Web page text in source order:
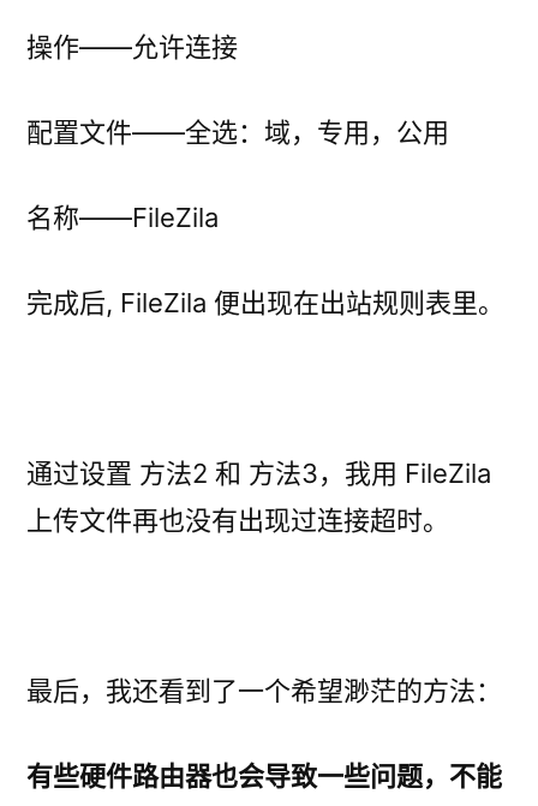
操作——允许连接
配置文件——全选：域，专用，公用
名称——FileZila
完成后, FileZila 便出现在出站规则表里。
通过设置 方法2 和 方法3，我用 FileZila
上传文件再也没有出现过连接超时。
最后，我还看到了一个希望渺茫的方法：
有些硬件路由器也会导致一些问题，不能